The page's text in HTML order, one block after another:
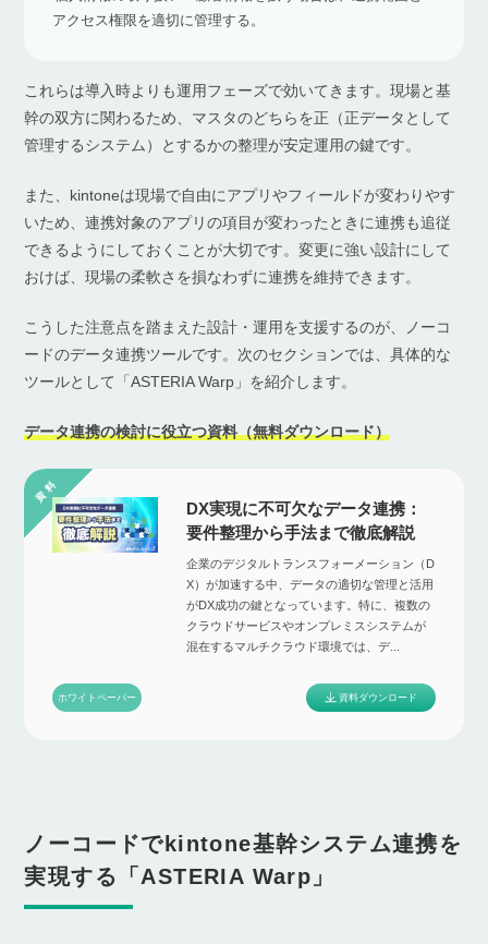
アクセス権限を適切に管理する。
これらは導入時よりも運用フェーズで効いてきます。現場と基
幹の双方に関わるため、マスタのどちらを正（正データとして
管理するシステム）とするかの整理が安定運用の鍵です。
また、kintoneは現場で自由にアプリやフィールドが変わりやす
いため、連携対象のアプリの項目が変わったときに連携も追従
できるようにしておくことが大切です。変更に強い設計にして
おけば、現場の柔軟さを損なわずに連携を維持できます。
こうした注意点を踏まえた設計・運用を支援するのが、ノーコ
ードのデータ連携ツールです。次のセクションでは、具体的な
ツールとして「ASTERIA Warp」を紹介します。
データ連携の検討に役立つ資料（無料ダウンロード）
DX実現に不可欠なデータ連携：
要件整理から手法まで徹底解説
企業のデジタルトランスフォーメーション（D
X）が加速する中、データの適切な管理と活用
がDX成功の鍵となっています。特に、複数の
クラウドサービスやオンプレミスシステムが
混在するマルチクラウド環境では、デ...
ホワイトペーパー 資料ダウンロード
ノーコードでkintone基幹システム連携を
実現する「ASTERIA Warp」